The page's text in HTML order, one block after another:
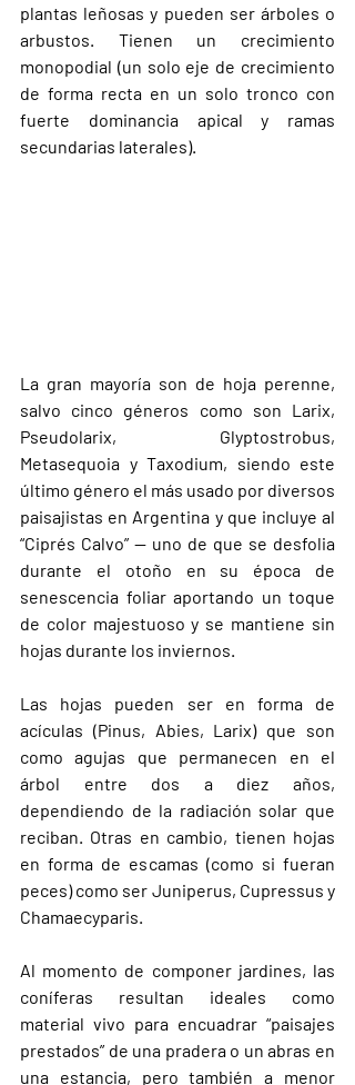
plantas leñosas y pueden ser árboles o
arbustos. Tienen un crecimiento
monopodial (un solo eje de crecimiento
de forma recta en un solo tronco con
fuerte dominancia apical y ramas
secundarias laterales).
La gran mayoría son de hoja perenne,
salvo cinco géneros como son Larix,
Pseudolarix, Glyptostrobus,
Metasequoia y Taxodium, siendo este
último género el más usado por diversos
paisajistas en Argentina y que incluye al
“Ciprés Calvo” — uno de que se desfolia
durante el otoño en su época de
senescencia foliar aportando un toque
de color majestuoso y se mantiene sin
hojas durante los inviernos.
Las hojas pueden ser en forma de
acículas (Pinus, Abies, Larix) que son
como agujas que permanecen en el
árbol entre dos a diez años,
dependiendo de la radiación solar que
reciban. Otras en cambio, tienen hojas
en forma de escamas (como si fueran
peces) como ser Juniperus, Cupressus y
Chamaecyparis.
Al momento de componer jardines, las
coníferas resultan ideales como
material vivo para encuadrar “paisajes
prestados” de una pradera o un abras en
una estancia, pero también a menor